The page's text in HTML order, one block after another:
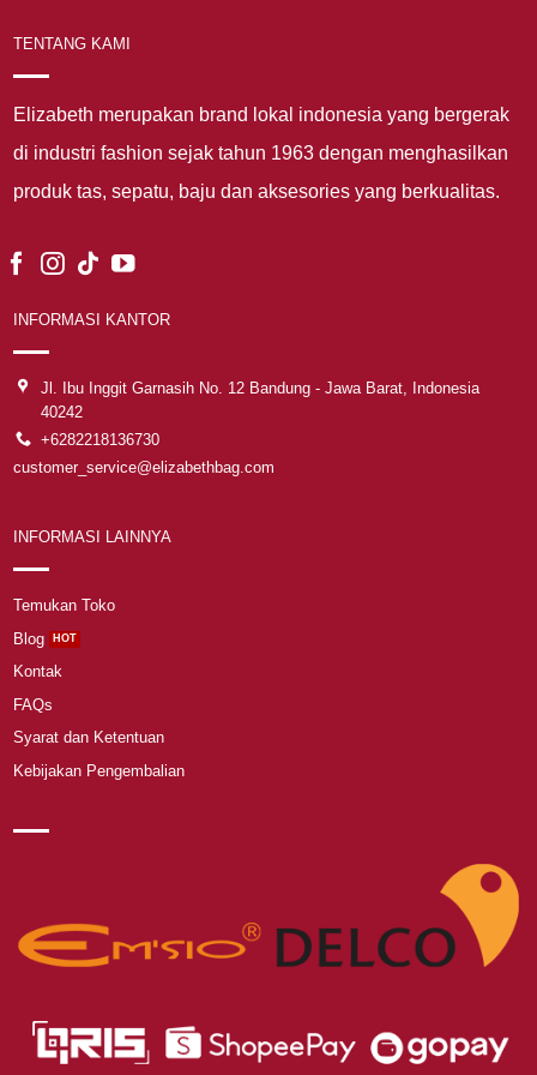
TENTANG KAMI
Elizabeth merupakan brand lokal indonesia yang bergerak
di industri fashion sejak tahun 1963 dengan menghasilkan
produk tas, sepatu, baju dan aksesories yang berkualitas.
INFORMASI KANTOR
Jl. Ibu Inggit Garnasih No. 12 Bandung - Jawa Barat, Indonesia
40242
+6282218136730
customer_service@elizabethbag.com
INFORMASI LAINNYA
Temukan Toko
Blog
Kontak
FAQs
Syarat dan Ketentuan
Kebijakan Pengembalian